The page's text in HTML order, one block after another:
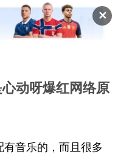
✕
动呀爆红网络原
有音乐的，而且很多